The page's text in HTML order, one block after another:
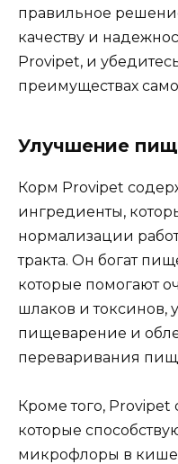
правильное
качеству и
Provipet, и
преимуществах
Улучшение
Корм Provipet
ингредиенты,
нормализации
тракта. Он богат
которые помогают
шлаков и токсинов,
пищеварение и
переваривания
Кроме того,
которые
микрофлоры в